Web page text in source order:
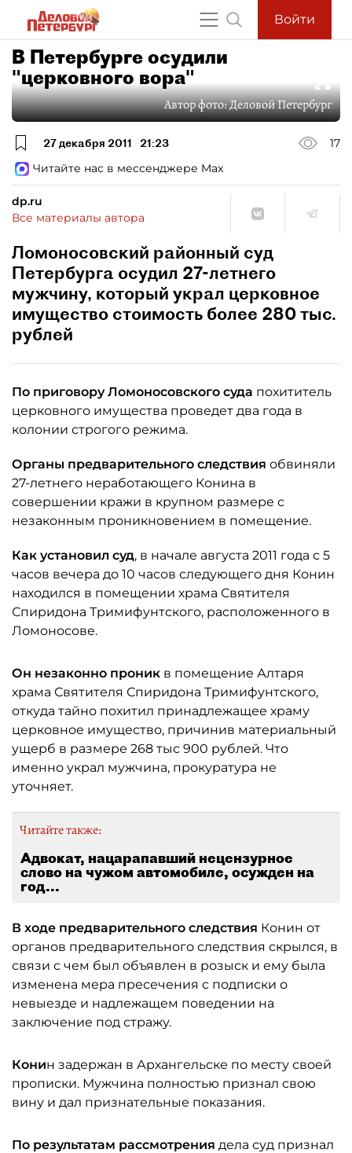
Войти
В Петербурге осудили
"церковного вора"
Автор фото:Деловой Петербург
27 декабря 2011 21:23
17
Читайте нас в мессенджере Max
dp.ru
Все материалы автора
Ломоносовский районный суд
Петербурга осудил 27-летнего
мужчину, который украл церковное
имущество стоимость более 280 тыс.
рублей
По приговору Ломоносовского суда похититель
церковного имущества проведет два года в
колонии строгого режима.
Органы предварительного следствия обвиняли
27-летнего неработающего Конина в
совершении кражи в крупном размере с
незаконным проникновением в помещение.
Как установил суд, в начале августа 2011 года с 5
часов вечера до 10 часов следующего дня Конин
находился в помещении храма Святителя
Спиридона Тримифунтского, расположенного в
Ломоносове.
Он незаконно проник в помещение Алтаря
храма Святителя Спиридона Тримифунтского,
откуда тайно похитил принадлежащее храму
церковное имущество, причинив материальный
ущерб в размере 268 тыс 900 рублей. Что
именно украл мужчина, прокуратура не
уточняет.
Читайте также:
Адвокат, нацарапавший нецензурное
слово на чужом автомобиле, осужден на
год...
В ходе предварительного следствия Конин от
органов предварительного следствия скрылся, в
связи с чем был объявлен в розыск и ему была
изменена мера пресечения с подписки о
невыезде и надлежащем поведении на
заключение под стражу.
Конин задержан в Архангельске по месту своей
прописки. Мужчина полностью признал свою
вину и дал признательные показания.
По результатам рассмотрения дела суд признал